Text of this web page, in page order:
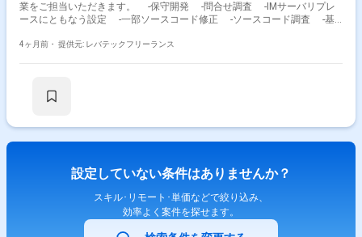
業をご担当いただきます。 -保守開発 -問合せ調査 -IMサーバリプレ
ースにともなう設定 -一部ソースコード修正 -ソースコード調査 -基
4ヶ月前・ 提供元: レバテックフリーランス
設定していない条件はありませんか？
スキル･リモート･単価などで絞り込み、
効率よく案件を探せます。